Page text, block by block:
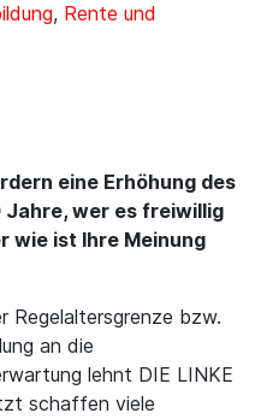
, Rente und
eine Erhöhung des
wer es freiwillig
wie ist Ihre Meinung
Regelaltersgrenze bzw.
an die
lehnt DIE LINKE
schaffen viele